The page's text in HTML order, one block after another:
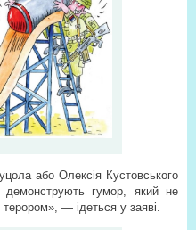
або Олексія Кустовського
демонструють гумор, який не
— ідеться у заяві.